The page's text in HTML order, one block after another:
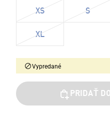
XS S
XL
Vypredané
PRIDAŤ